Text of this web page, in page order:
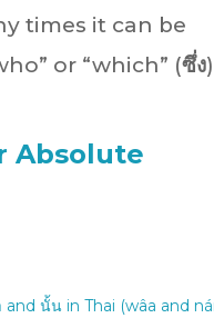
times it can be
or “which” (ซึ่ง)
Absolute
นั้น in Thai (wâa and